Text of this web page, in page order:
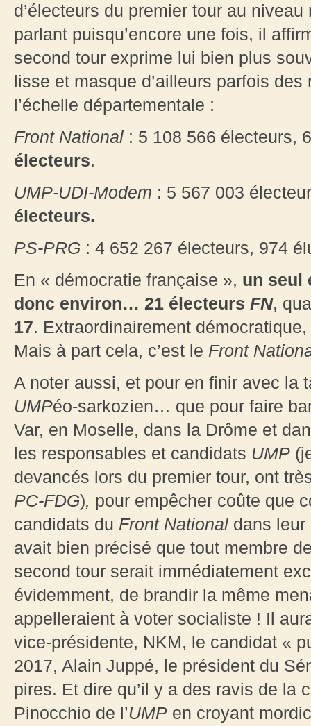
d’électeurs du premier tour au
parlant puisqu’encore une fois, il
second tour exprime lui bien plus
lisse et masque d’ailleurs parfois
l’échelle départementale :
Front National : 5 108 566 électeurs,
électeurs.
UMP-UDI-Modem : 5 567 003
électeurs.
PS-PRG : 4 652 267 électeurs, 974
En « démocratie française », un seul
donc environ… 21 électeurs FN,
17. Extraordinairement
Mais à part cela, c’est le Front
A noter aussi, et pour en finir avec la
UMPéo-sarkozien… que pour faire
Var, en Moselle, dans la Drôme et
les responsables et candidats UMP
devancés lors du premier tour, ont
PC-FDG), pour empêcher coûte que
candidats du Front National dans
avait bien précisé que tout membre
second tour serait immédiatement
évidemment, de brandir la même
appelleraient à voter socialiste ! Il
vice-présidente, NKM, le candidat «
2017, Alain Juppé, le président du
pires. Et dire qu’il y a des ravis de la
Pinocchio de l’UMP en croyant